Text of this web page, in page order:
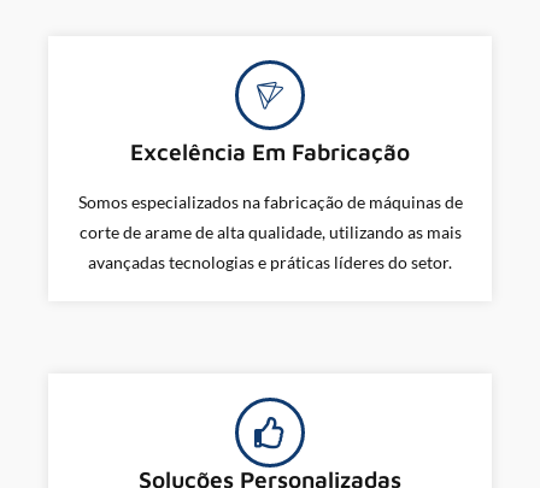
Excelência Em Fabricação
Somos especializados na fabricação de máquinas de
corte de arame de alta qualidade, utilizando as mais
avançadas tecnologias e práticas líderes do setor.
Soluções Personalizadas